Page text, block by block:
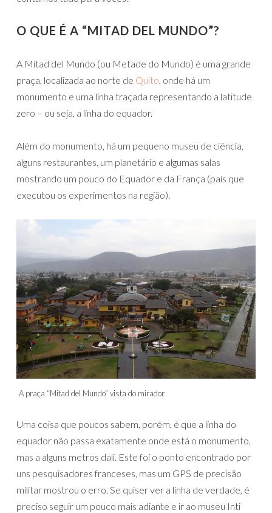
O QUE É A “MITAD DEL MUNDO”?
A Mitad del Mundo (ou Metade do Mundo) é uma grande
praça, localizada ao norte de Quito , onde há um
monumento e uma linha traçada representando a latitude
zero – ou seja, a linha do equador.
Além do monumento, há um pequeno museu de ciência,
alguns restaurantes, um planetário e algumas salas
mostrando um pouco do Equador e da França (país que
executou os experimentos na região).
A praça “Mitad del Mundo” vista do mirador
Uma coisa que poucos sabem, porém, é que a linha do
equador não passa exatamente onde está o monumento,
mas a alguns metros dali. Este foi o ponto encontrado por
uns pesquisadores franceses, mas um GPS de precisão
militar mostrou o erro. Se quiser ver a linha de verdade, é
preciso seguir um pouco mais adiante e ir ao museu Inti